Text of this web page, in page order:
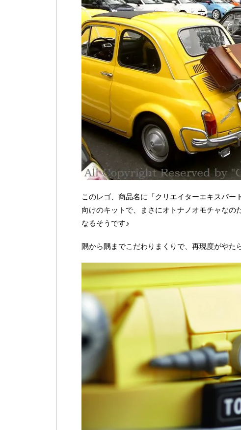
このレゴ、商品名に「クリエイターエキスパー
向けのキットで、まさにオトナノオモチャな
なるそうです♪
隅から隅までこだわりまくりで、再現度がやた